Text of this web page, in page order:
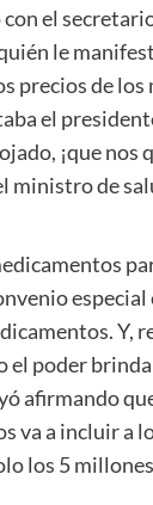
el
le
precios de
el
¡que nos
ministro de
especial
Y,
el poder
afirmando
va a incluir a
los 5